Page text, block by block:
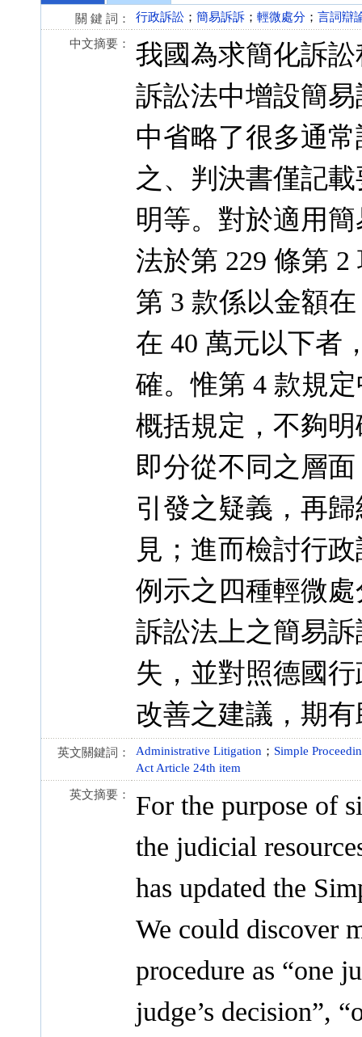
關 鍵 詞：
行政訴訟 ； 簡易訴訴 ； 輕微處分 ； 言詞辯
中文摘要：
我國為求簡化訴
訴訟法中增設簡
中省略了很多通
之、判決書僅記
明等。對於適用
法於第 229 條第
第 3 款係以金額
在 40 萬元以下者
確。惟第 4 款規
概括規定，不夠
即分從不同之層
引發之疑義，再
見；進而檢討行
例示之四種輕微
訴訟法上之簡易
失，並對照德國
改善之建議，期
英文關鍵詞： Administrative Litigation ； Simple
Act Article 24th item
英文摘要：
For the purpose of
the judicial
has updated the
We could discover
procedure as “one
judge’s decision”,